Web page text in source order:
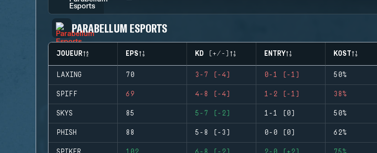
PARABELLUM ESPORTS
JOUEUR EPS KD (+/-) ENTRY KOST
LAXING 70 3-7 (-4) 0-1 (-1) 50%
SPIFF 69 4-8 (-4) 1-2 (-1) 38%
SKYS 85 5-7 (-2) 1-1 (0) 50%
PHISH 88 5-8 (-3) 0-0 (0) 62%